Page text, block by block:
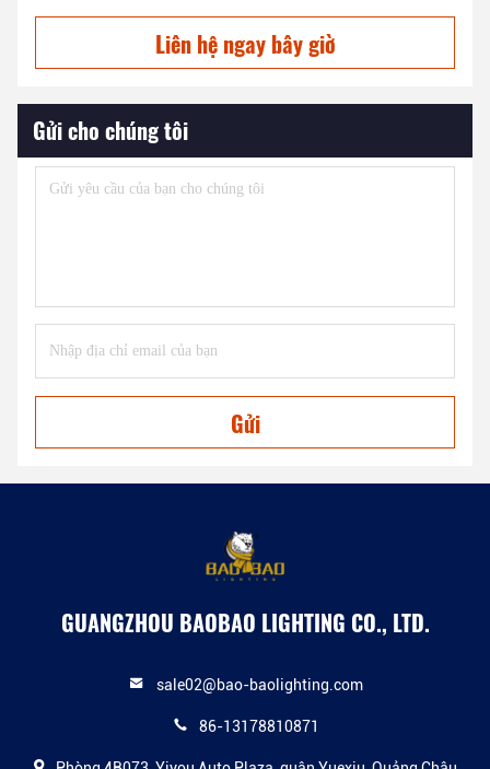
Liên hệ ngay bây giờ
Gửi cho chúng tôi
Gửi
GUANGZHOU BAOBAO LIGHTING CO., LTD.
sale02@bao-baolighting.com
86-13178810871